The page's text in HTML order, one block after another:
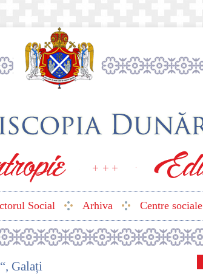
Social Arhiva Centre sociale
Galați